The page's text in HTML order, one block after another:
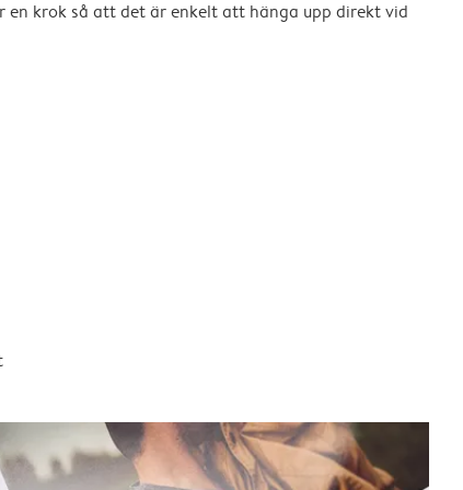
en krok så att det är enkelt att hänga upp direkt vid